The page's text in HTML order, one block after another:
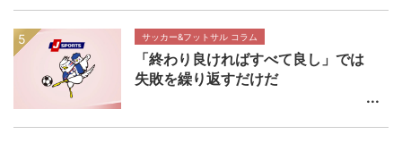
×帝京長岡高校マッチレビュー
サッカー&フットサル コラム
「終わり良ければすべて良し」では
失敗を繰り返すだけだ